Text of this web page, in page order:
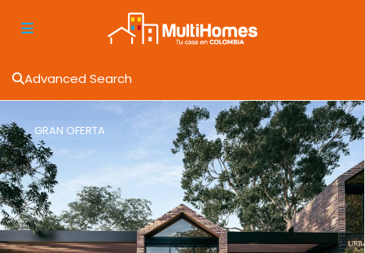
Advanced Search
GRAN OFERTA